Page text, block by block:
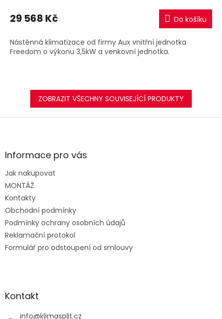
M
A
29 568 Kč Do košíku
Nástěnná klimatizace od firmy Aux vnitřní jednotka
Freedom o výkonu 3,5kW a venkovní jednotka.
ZOBRAZIT VŠECHNY SOUVISEJÍCÍ PRODUKTY
Z
aInformace pro vás
Jak nakupovat
MONTÁŽ
Kontakty
Obchodní podmínky
Podmínky ochrany osobních údajů
Reklamační protokol
Formulář pro odstoupení od smlouvy
Kontakt
info@klimasplit.cz